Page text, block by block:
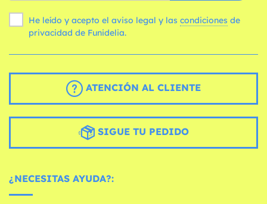
He leído y acepto el aviso legal y las condiciones
privacidad de Funidelia.
ATENCIÓN AL CLIENTE
SIGUE TU PEDIDO
¿NECESITAS AYUDA?: